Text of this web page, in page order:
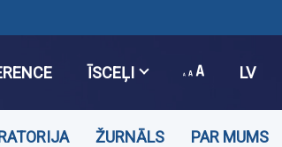
ĪSCEĻI LV
ŽURNĀLS PAR MUMS